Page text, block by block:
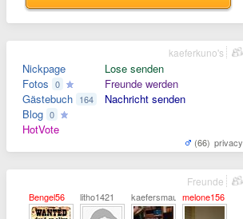
Nickpage
Fotos 0
Gästebuch 164
Blog 0
HotVote
Lose senden
Freunde werden
Nachricht senden
(66) privacy
kaeferkuno's
Bengel56 litho1421 kaefersmaus melone156
Freunde